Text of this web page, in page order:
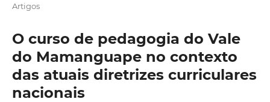
Artigos
O curso de pedagogia do Vale
do Mamanguape no contexto
das atuais diretrizes curriculares
nacionais